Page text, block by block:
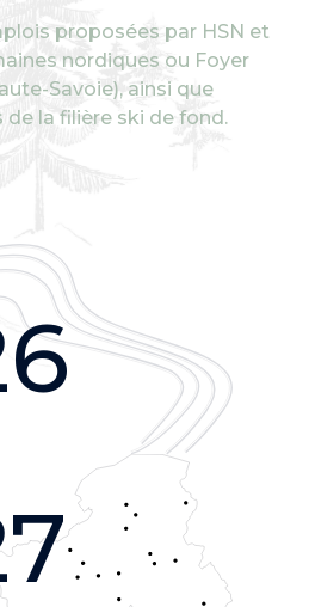
proposées par HSN et
nordiques ou Foyer
Savoie), ainsi que
la filière ski de fond.